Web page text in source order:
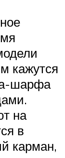
кажутся
шарфа
на
в
карман,